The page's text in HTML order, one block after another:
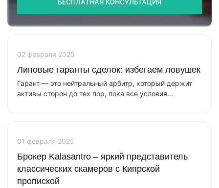
БЕСПЛАТНАЯ КОНСУЛЬТАЦИЯ
02 февраля 2025
Липовые гаранты сделок: избегаем ловушек
Гарант — это нейтральный арбитр, который держит
активы сторон до тех пор, пока все условия...
01 февраля 2025
Брокер Kalasantro – яркий представитель
классических скамеров с Кипрской
пропиской